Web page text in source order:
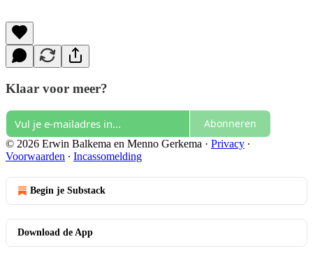
Klaar voor meer?
Abonneren
© 2026 Erwin Balkema en Menno Gerkema · Privacy ∙
Voorwaarden ∙ Incassomelding
Begin je Substack
Download de App